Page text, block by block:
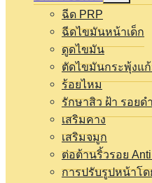
menu
ฉีด PRP
ฉีดไขมันหน้าเด็ก
ดูดไขมัน
ตัดไขมันกระพุ้งแก้
ร้อยไหม
รักษาสิว ฝ้า รอยดำ
เสริมคาง
เสริมจมูก
ต่อต้านริ้วรอย Anti
การปรับรูปหน้าโด